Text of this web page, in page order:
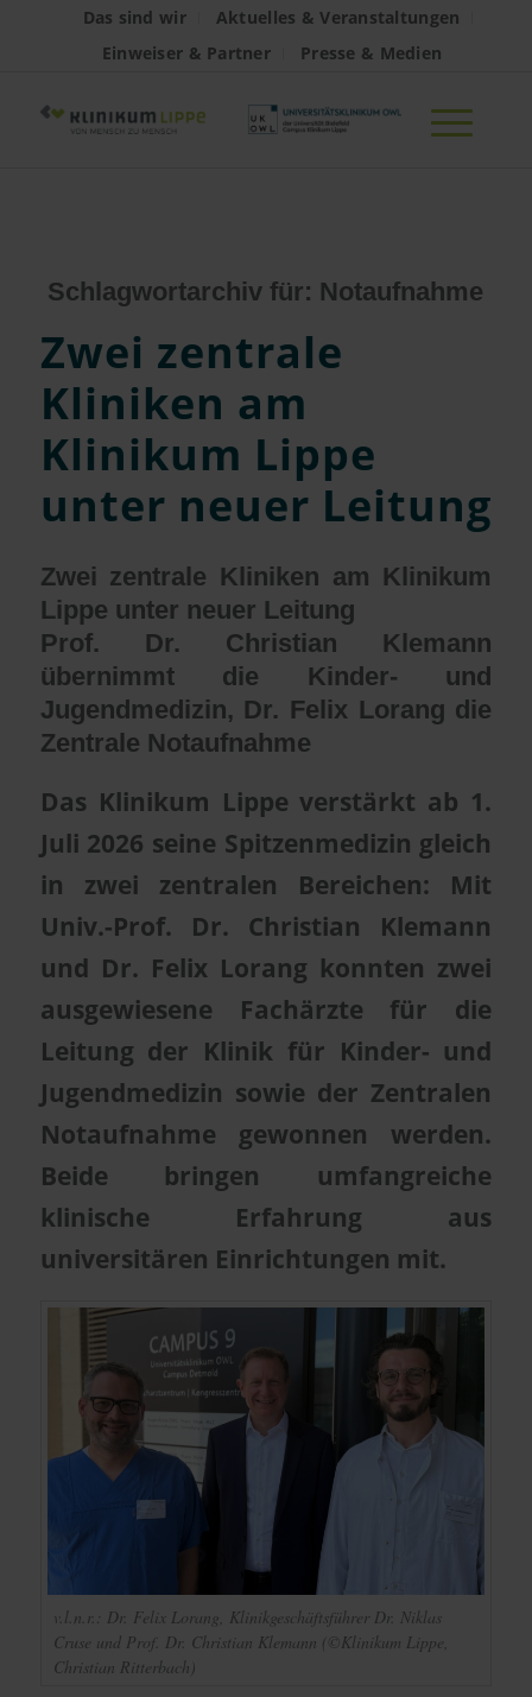
Das sind wir
Aktuelles & Veranstaltungen
Einweiser & Partner
Presse & Medien
Schlagwortarchiv für: Notaufnahme
Zwei zentrale
Kliniken am
Klinikum Lippe
unter neuer Leitung
Zwei zentrale Kliniken am Klinikum
Lippe unter neuer Leitung
Prof. Dr. Christian Klemann
übernimmt die Kinder- und
Jugendmedizin, Dr. Felix Lorang die
Zentrale Notaufnahme
Das Klinikum Lippe verstärkt ab 1.
Juli 2026 seine Spitzenmedizin gleich
in zwei zentralen Bereichen: Mit
Univ.-Prof. Dr. Christian Klemann
und Dr. Felix Lorang konnten zwei
ausgewiesene Fachärzte für die
Leitung der Klinik für Kinder- und
Jugendmedizin sowie der Zentralen
Notaufnahme gewonnen werden.
Beide bringen umfangreiche
klinische Erfahrung aus
universitären Einrichtungen mit.
v.l.n.r.: Dr. Felix Lorang, Klinikgeschäftsführer Dr. Niklas
Cruse und Prof. Dr. Christian Klemann (©Klinikum Lippe,
Christian Ritterbach)